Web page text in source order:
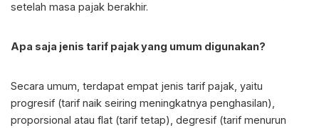
setelah masa pajak berakhir.
Apa saja jenis tarif pajak yang umum digunakan?
Secara umum, terdapat empat jenis tarif pajak, yaitu
progresif (tarif naik seiring meningkatnya penghasilan),
proporsional atau flat (tarif tetap), degresif (tarif menurun